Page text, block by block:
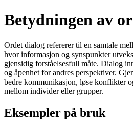
Betydningen av
Ordet dialog refererer til en samtale
hvor informasjon og synspunkter
gjensidig forståelsesfull måte. Dialog
og åpenhet for andres perspektiver.
bedre kommunikasjon, løse konflikter
mellom individer eller grupper.
Eksempler på bruk